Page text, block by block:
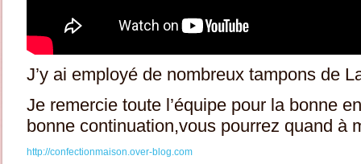
J’y ai employé de nombreux tampons de
Je remercie toute l’équipe pour la bonne
bonne continuation,vous pourrez quand à
http://confectionmaison.over-blog.com